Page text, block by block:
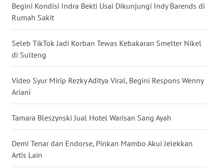
Begini Kondisi Indra Bekti Usai Dikunjungi Indy Barends di
Rumah Sakit
Seleb TikTok Jadi Korban Tewas Kebakaran Smelter Nikel
di Sulteng
Video Syur Mirip Rezky Aditya Viral, Begini Respons Wenny
Ariani
Tamara Bleszynski Jual Hotel Warisan Sang Ayah
Demi Tenar dan Endorse, Pinkan Mambo Akui Jelekkan
Artis Lain
SUMBAR
SUMSEL
BENGKULU
LAMPUNG
WN
JATENG